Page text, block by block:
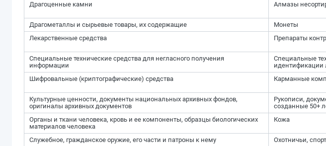
Драгоценные камни
Алмазы
Драгометаллы и сырьевые товары, их содержащие
Монеты
Лекарственные средства
Препараты
Специальные технические средства для негласного получения
информации
Специальные
идентификации
Шифровальные (криптографические) средства
Карманные
Культурные ценности, документы национальных архивных фондов,
оригиналы архивных документов
Рукописи,
созданные 50+
Органы и ткани человека, кровь и ее компоненты, образцы биологических
материалов человека
Кожа
Служебное, гражданское оружие, его части и патроны к нему
Охотничьи,